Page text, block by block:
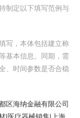
制定以下填写范例与
写，本体包括建立称
基本信息。同期，需
、时间参数是否合稳
区海纳金融有限公司